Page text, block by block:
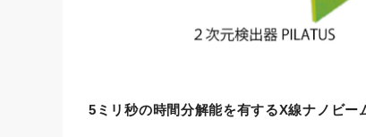
5ミリ秒の時間分解能を有するX線ナノビー